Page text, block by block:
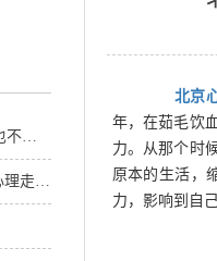
中高考来袭预警，再多的准备也不嫌多，这一份考生福利等你来拿
“益企创享，一起幸福”，会明心理走进社区公益，与居民一起让社区更美好
北京
年，在茹毛饮
力。从那个时
原本的生活，
力，影响到自